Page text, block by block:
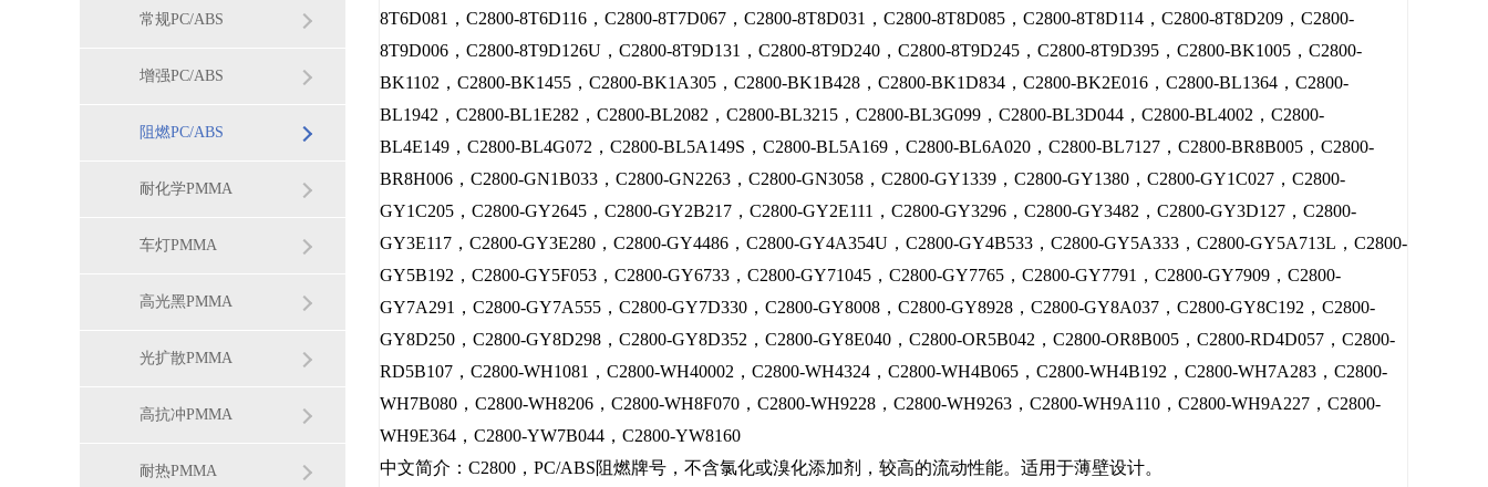
常规PC/ABS
增强PC/ABS
阻燃PC/ABS
耐化学PMMA
车灯PMMA
高光黑PMMA
光扩散PMMA
高抗冲PMMA
耐热PMMA
8T6D081，C2800-8T6D116，C2800-8T7D067，C2800-8T8D031，C2800-8T8D085，C2800-8T8D114，C2800-8T8D209，C2800-
8T9D006，C2800-8T9D126U，C2800-8T9D131，C2800-8T9D240，C2800-8T9D245，C2800-8T9D395，C2800-BK1005，C2800-
BK1102，C2800-BK1455，C2800-BK1A305，C2800-BK1B428，C2800-BK1D834，C2800-BK2E016，C2800-BL1364，C2800-
BL1942，C2800-BL1E282，C2800-BL2082，C2800-BL3215，C2800-BL3G099，C2800-BL3D044，C2800-BL4002，C2800-
BL4E149，C2800-BL4G072，C2800-BL5A149S，C2800-BL5A169，C2800-BL6A020，C2800-BL7127，C2800-BR8B005，C2800-
BR8H006，C2800-GN1B033，C2800-GN2263，C2800-GN3058，C2800-GY1339，C2800-GY1380，C2800-GY1C027，C2800-
GY1C205，C2800-GY2645，C2800-GY2B217，C2800-GY2E111，C2800-GY3296，C2800-GY3482，C2800-GY3D127，C2800-
GY3E117，C2800-GY3E280，C2800-GY4486，C2800-GY4A354U，C2800-GY4B533，C2800-GY5A333，C2800-GY5A713L，C2800-
GY5B192，C2800-GY5F053，C2800-GY6733，C2800-GY71045，C2800-GY7765，C2800-GY7791，C2800-GY7909，C2800-
GY7A291，C2800-GY7A555，C2800-GY7D330，C2800-GY8008，C2800-GY8928，C2800-GY8A037，C2800-GY8C192，C2800-
GY8D250，C2800-GY8D298，C2800-GY8D352，C2800-GY8E040，C2800-OR5B042，C2800-OR8B005，C2800-RD4D057，C2800-
RD5B107，C2800-WH1081，C2800-WH40002，C2800-WH4324，C2800-WH4B065，C2800-WH4B192，C2800-WH7A283，C2800-
WH7B080，C2800-WH8206，C2800-WH8F070，C2800-WH9228，C2800-WH9263，C2800-WH9A110，C2800-WH9A227，C2800-
WH9E364，C2800-YW7B044，C2800-YW8160
中文简介：C2800，PC/ABS阻燃牌号，不含氯化或溴化添加剂，较高的流动性能。适用于薄壁设计。